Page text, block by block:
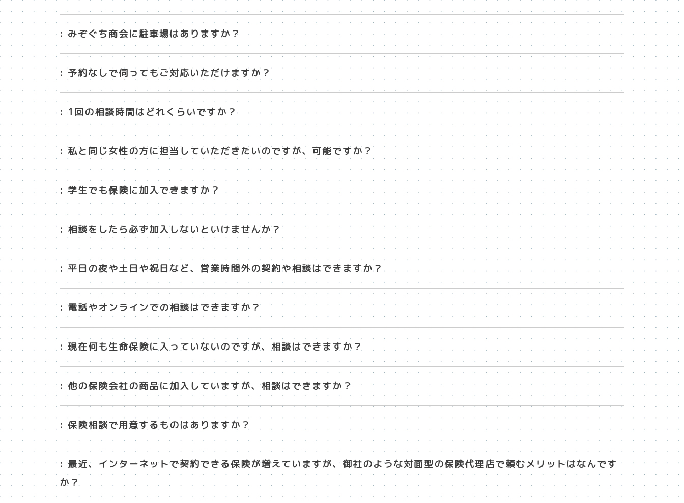
: みぞぐち商会に駐車場はありますか？
: 予約なしで伺ってもご対応いただけますか？
: 1回の相談時間はどれくらいですか？
: 私と同じ女性の方に担当していただきたいのですが、可能ですか？
: 学生でも保険に加入できますか？
: 相談をしたら必ず加入しないといけませんか？
: 平日の夜や土日や祝日など、営業時間外の契約や相談はできますか？
: 電話やオンラインでの相談はできますか？
: 現在何も生命保険に入っていないのですが、相談はできますか？
: 他の保険会社の商品に加入していますが、相談はできますか？
: 保険相談で用意するものはありますか？
: 最近、インターネットで契約できる保険が増えていますが、御社のような対面型の保険代理店で頼むメリットはなんです
か？